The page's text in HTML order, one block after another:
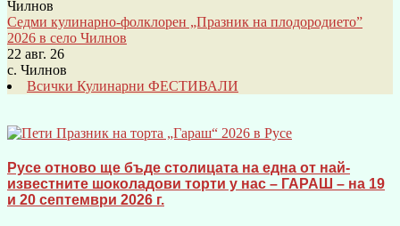
Седми кулинарно-фолклорен „Празник на плодородието”
2026 в село Чилнов
22 авг. 26
с. Чилнов
Всички Кулинарни ФЕСТИВАЛИ
Русе отново ще бъде столицата на една от най-
известните шоколадови торти у нас – ГАРАШ – на 19
и 20 септември 2026 г.